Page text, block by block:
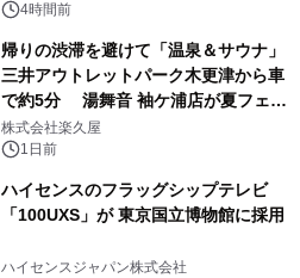
ぐっと豊かに
4時間前
帰りの渋滞を避けて「温泉＆サウナ」
三井アウトレットパーク木更津から車
で約5分 湯舞音 袖ケ浦店が夏フェア
メニューを提供
株式会社楽久屋
1日前
ハイセンスのフラッグシップテレビ
「100UXS」が 東京国立博物館に採用
ハイセンスジャパン株式会社